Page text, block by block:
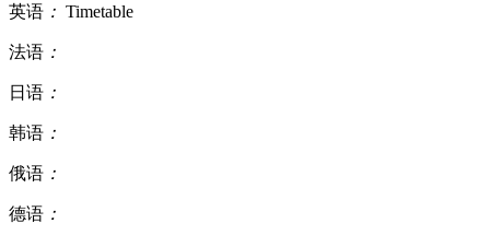
英语 ： Timetable
法语 ：
日语 ：
韩语 ：
俄语 ：
德语 ：